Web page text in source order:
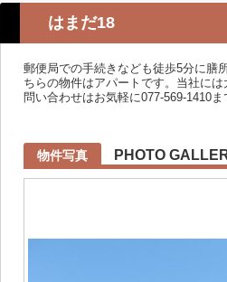
はまだ18
郵便局での手続きなども徒歩5分に膳
ちらの物件はアパートです。当社に
問い合わせはお気軽に077-569-1410ま
物件写真 PHOTO